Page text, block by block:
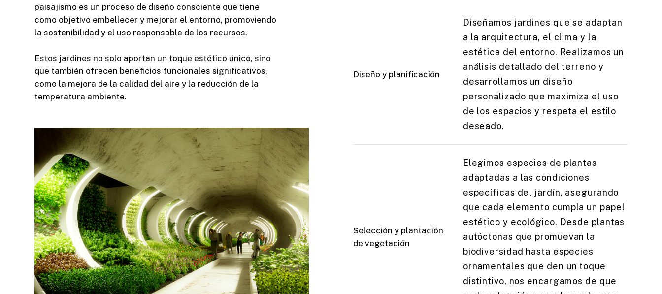
paisajismo es un proceso de diseño consciente que tiene
como objetivo embellecer y mejorar el entorno, promoviendo
la sostenibilidad y el uso responsable de los recursos.
Estos jardines no solo aportan un toque estético único, sino
que también ofrecen beneficios funcionales significativos,
como la mejora de la calidad del aire y la reducción de la
temperatura ambiente.
Diseño y planificación
Diseñamos jardines que se adaptan
a la arquitectura, el clima y la
estética del entorno. Realizamos un
análisis detallado del terreno y
desarrollamos un diseño
personalizado que maximiza el uso
de los espacios y respeta el estilo
deseado.
Selección y plantación
de vegetación
Elegimos especies de plantas
adaptadas a las condiciones
específicas del jardín, asegurando
que cada elemento cumpla un papel
estético y ecológico. Desde plantas
autóctonas que promuevan la
biodiversidad hasta especies
ornamentales que den un toque
distintivo, nos encargamos de que